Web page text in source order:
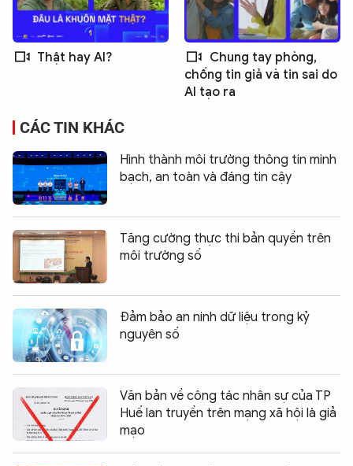
Thật hay AI?
Chung tay phòng,
chống tin giả và tin sai do
AI tạo ra
CÁC TIN KHÁC
Hình thành môi trường thông tin minh
bạch, an toàn và đáng tin cậy
Tăng cường thực thi bản quyền trên
môi trường số
Đảm bảo an ninh dữ liệu trong kỷ
nguyên số
Văn bản về công tác nhân sự của TP
Huế lan truyền trên mạng xã hội là giả
mạo